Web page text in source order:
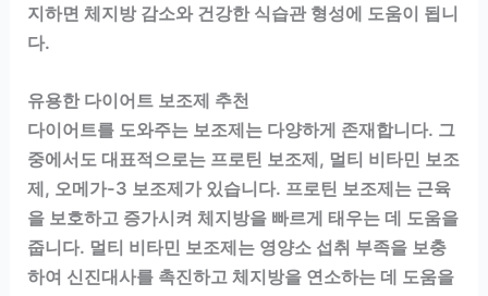
지하면 체지방 감소와 건강한 식습관 형성에 도움이 됩니
다.
유용한 다이어트 보조제 추천
다이어트를 도와주는 보조제는 다양하게 존재합니다. 그
중에서도 대표적으로는 프로틴 보조제, 멀티 비타민 보조
제, 오메가-3 보조제가 있습니다. 프로틴 보조제는 근육
을 보호하고 증가시켜 체지방을 빠르게 태우는 데 도움을
줍니다. 멀티 비타민 보조제는 영양소 섭취 부족을 보충
하여 신진대사를 촉진하고 체지방을 연소하는 데 도움을